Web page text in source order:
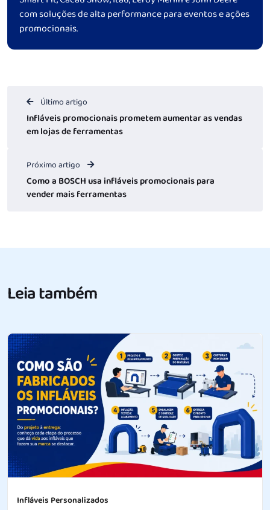
com soluções de alta performance para eventos e ações
promocionais.
Último artigo
Infláveis promocionais prometem aumentar as vendas
em lojas de ferramentas
Próximo artigo
Como a BOSCH usa infláveis promocionais para
vender mais ferramentas
Leia também
Infláveis Personalizados